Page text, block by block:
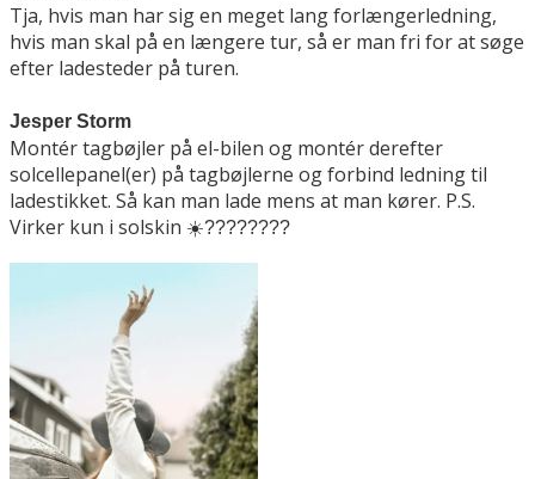
Tja, hvis man har sig en meget lang forlængerledning,
hvis man skal på en længere tur, så er man fri for at søge
efter ladesteder på turen.
Jesper Storm
Montér tagbøjler på el-bilen og montér derefter
solcellepanel(er) på tagbøjlerne og forbind ledning til
ladestikket. Så kan man lade mens at man kører. P.S.
Virker kun i solskin ☀????????